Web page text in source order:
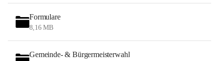
Formulare
8,16 MB
Gemeinde- & Bürgermeisterwahl